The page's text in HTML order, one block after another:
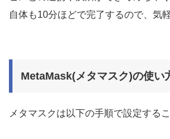
自体も10分ほどで完了するので、気
MetaMask(メタマスク)の使い
メタマスクは以下の手順で設定する